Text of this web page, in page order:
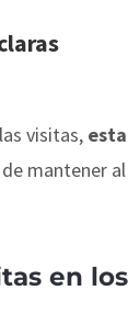
visitas,
mantener
en